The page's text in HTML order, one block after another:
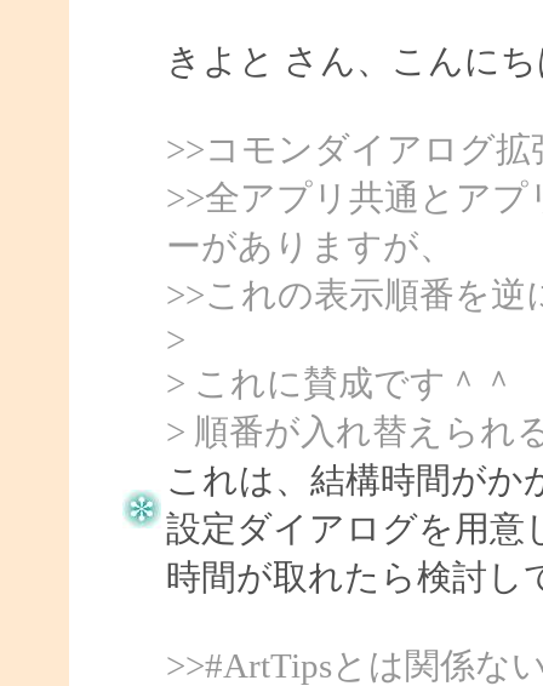
きよと さん、こんにち
>>コモンダイアログ
>>全アプリ共通とア
ーがありますが、
>>これの表示順番を
>
> これに賛成です＾＾
> 順番が入れ替えられ
これは、結構時間がか
設定ダイアログを用意
時間が取れたら検討し
>>#ArtTipsとは関係な